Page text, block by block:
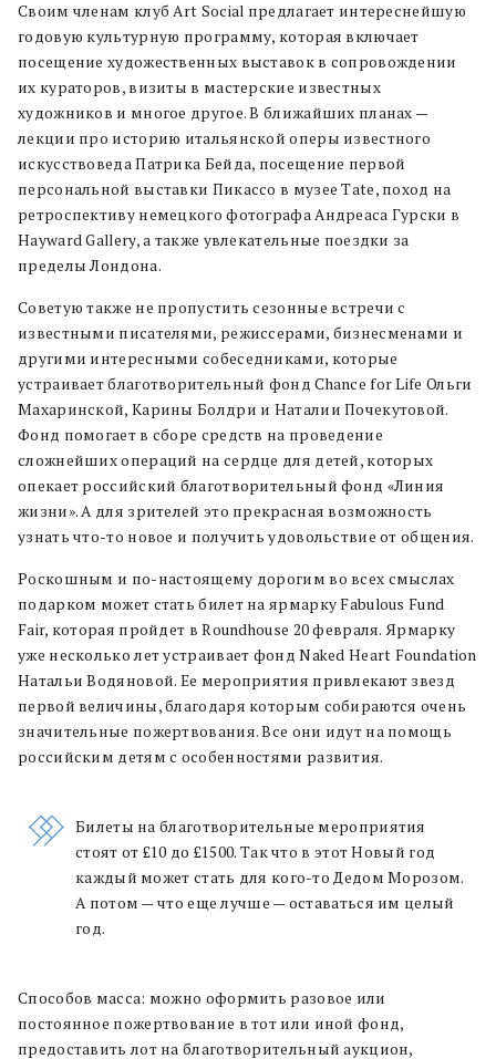
Своим членам клуб Art Social предлагает интереснейшую
годовую культурную программу, которая включает
посещение художественных выставок в сопровождении
их кураторов, визиты в мастерские известных
художников и многое другое. В ближайших планах —
лекции про историю итальянской оперы известного
искусствоведа Патрика Бейда, посещение первой
персональной выставки Пикассо в музее Tate, поход на
ретроспективу немецкого фотографа Андреаса Гурски в
Hayward Gallery, а также увлекательные поездки за
пределы Лондона.
Советую также не пропустить сезонные встречи с
известными писателями, режиссерами, бизнесменами и
другими интересными собеседниками, которые
устраивает благотворительный фонд Chance for Life Ольги
Махаринской, Карины Болдри и Наталии Почекутовой.
Фонд помогает в сборе средств на проведение
сложнейших операций на сердце для детей, которых
опекает российский благотворительный фонд «Линия
жизни». А для зрителей это прекрасная возможность
узнать что-то новое и получить удовольствие от общения.
Роскошным и по-настоящему дорогим во всех смыслах
подарком может стать билет на ярмарку Fabulous Fund
Fair, которая пройдет в Roundhouse 20 февраля. Ярмарку
уже несколько лет устраивает фонд Naked Heart Foundation
Натальи Водяновой. Ее мероприятия привлекают звезд
первой величины, благодаря которым собираются очень
значительные пожертвования. Все они идут на помощь
российским детям с особенностями развития.
Билеты на благотворительные мероприятия
стоят от £10 до £1500. Так что в этот Новый год
каждый может стать для кого-то Дедом Морозом.
А потом — что еще лучше — оставаться им целый
год.
Способов масса: можно оформить разовое или
постоянное пожертвование в тот или иной фонд,
предоставить лот на благотворительный аукцион,